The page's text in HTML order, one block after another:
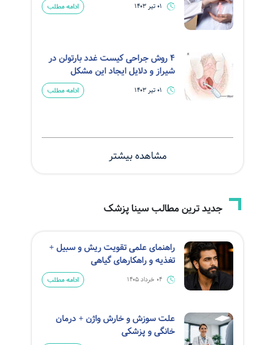
01 تیر 1403 ادامه مطلب
4 روش جراحی کیست غدد بارتولن در
شیراز و دلایل ایجاد این مشکل
01 تیر 1403 ادامه مطلب
مشاهده بیشتر
جدید ترین مطالب سینا پزشک
راهنمای علمی تقویت ریش و سبیل +
تغذیه و راهکارهای گیاهی
04 خرداد 1405 ادامه مطلب
علت سوزش و خارش واژن + درمان
خانگی و پزشکی